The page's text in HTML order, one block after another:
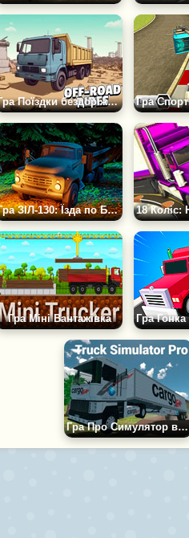
Гра Поїздки бездоріжжям
Гра ЗІЛ-130: Їзда по Бездоріжжю
Гра Міні Вантажівка
Гра Про Симулятор вантажівки